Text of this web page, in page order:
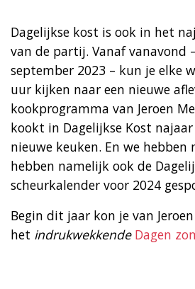
Dagelijkse kost is ook in het
van de partij. Vanaf vanavond
september 2023 – kun je elke
uur kijken naar een nieuwe
kookprogramma van Jeroen
kookt in Dagelijkse Kost
nieuwe keuken. En we hebben
hebben namelijk ook de
scheurkalender voor 2024
Begin dit jaar kon je van
het indrukwekkende Dagen